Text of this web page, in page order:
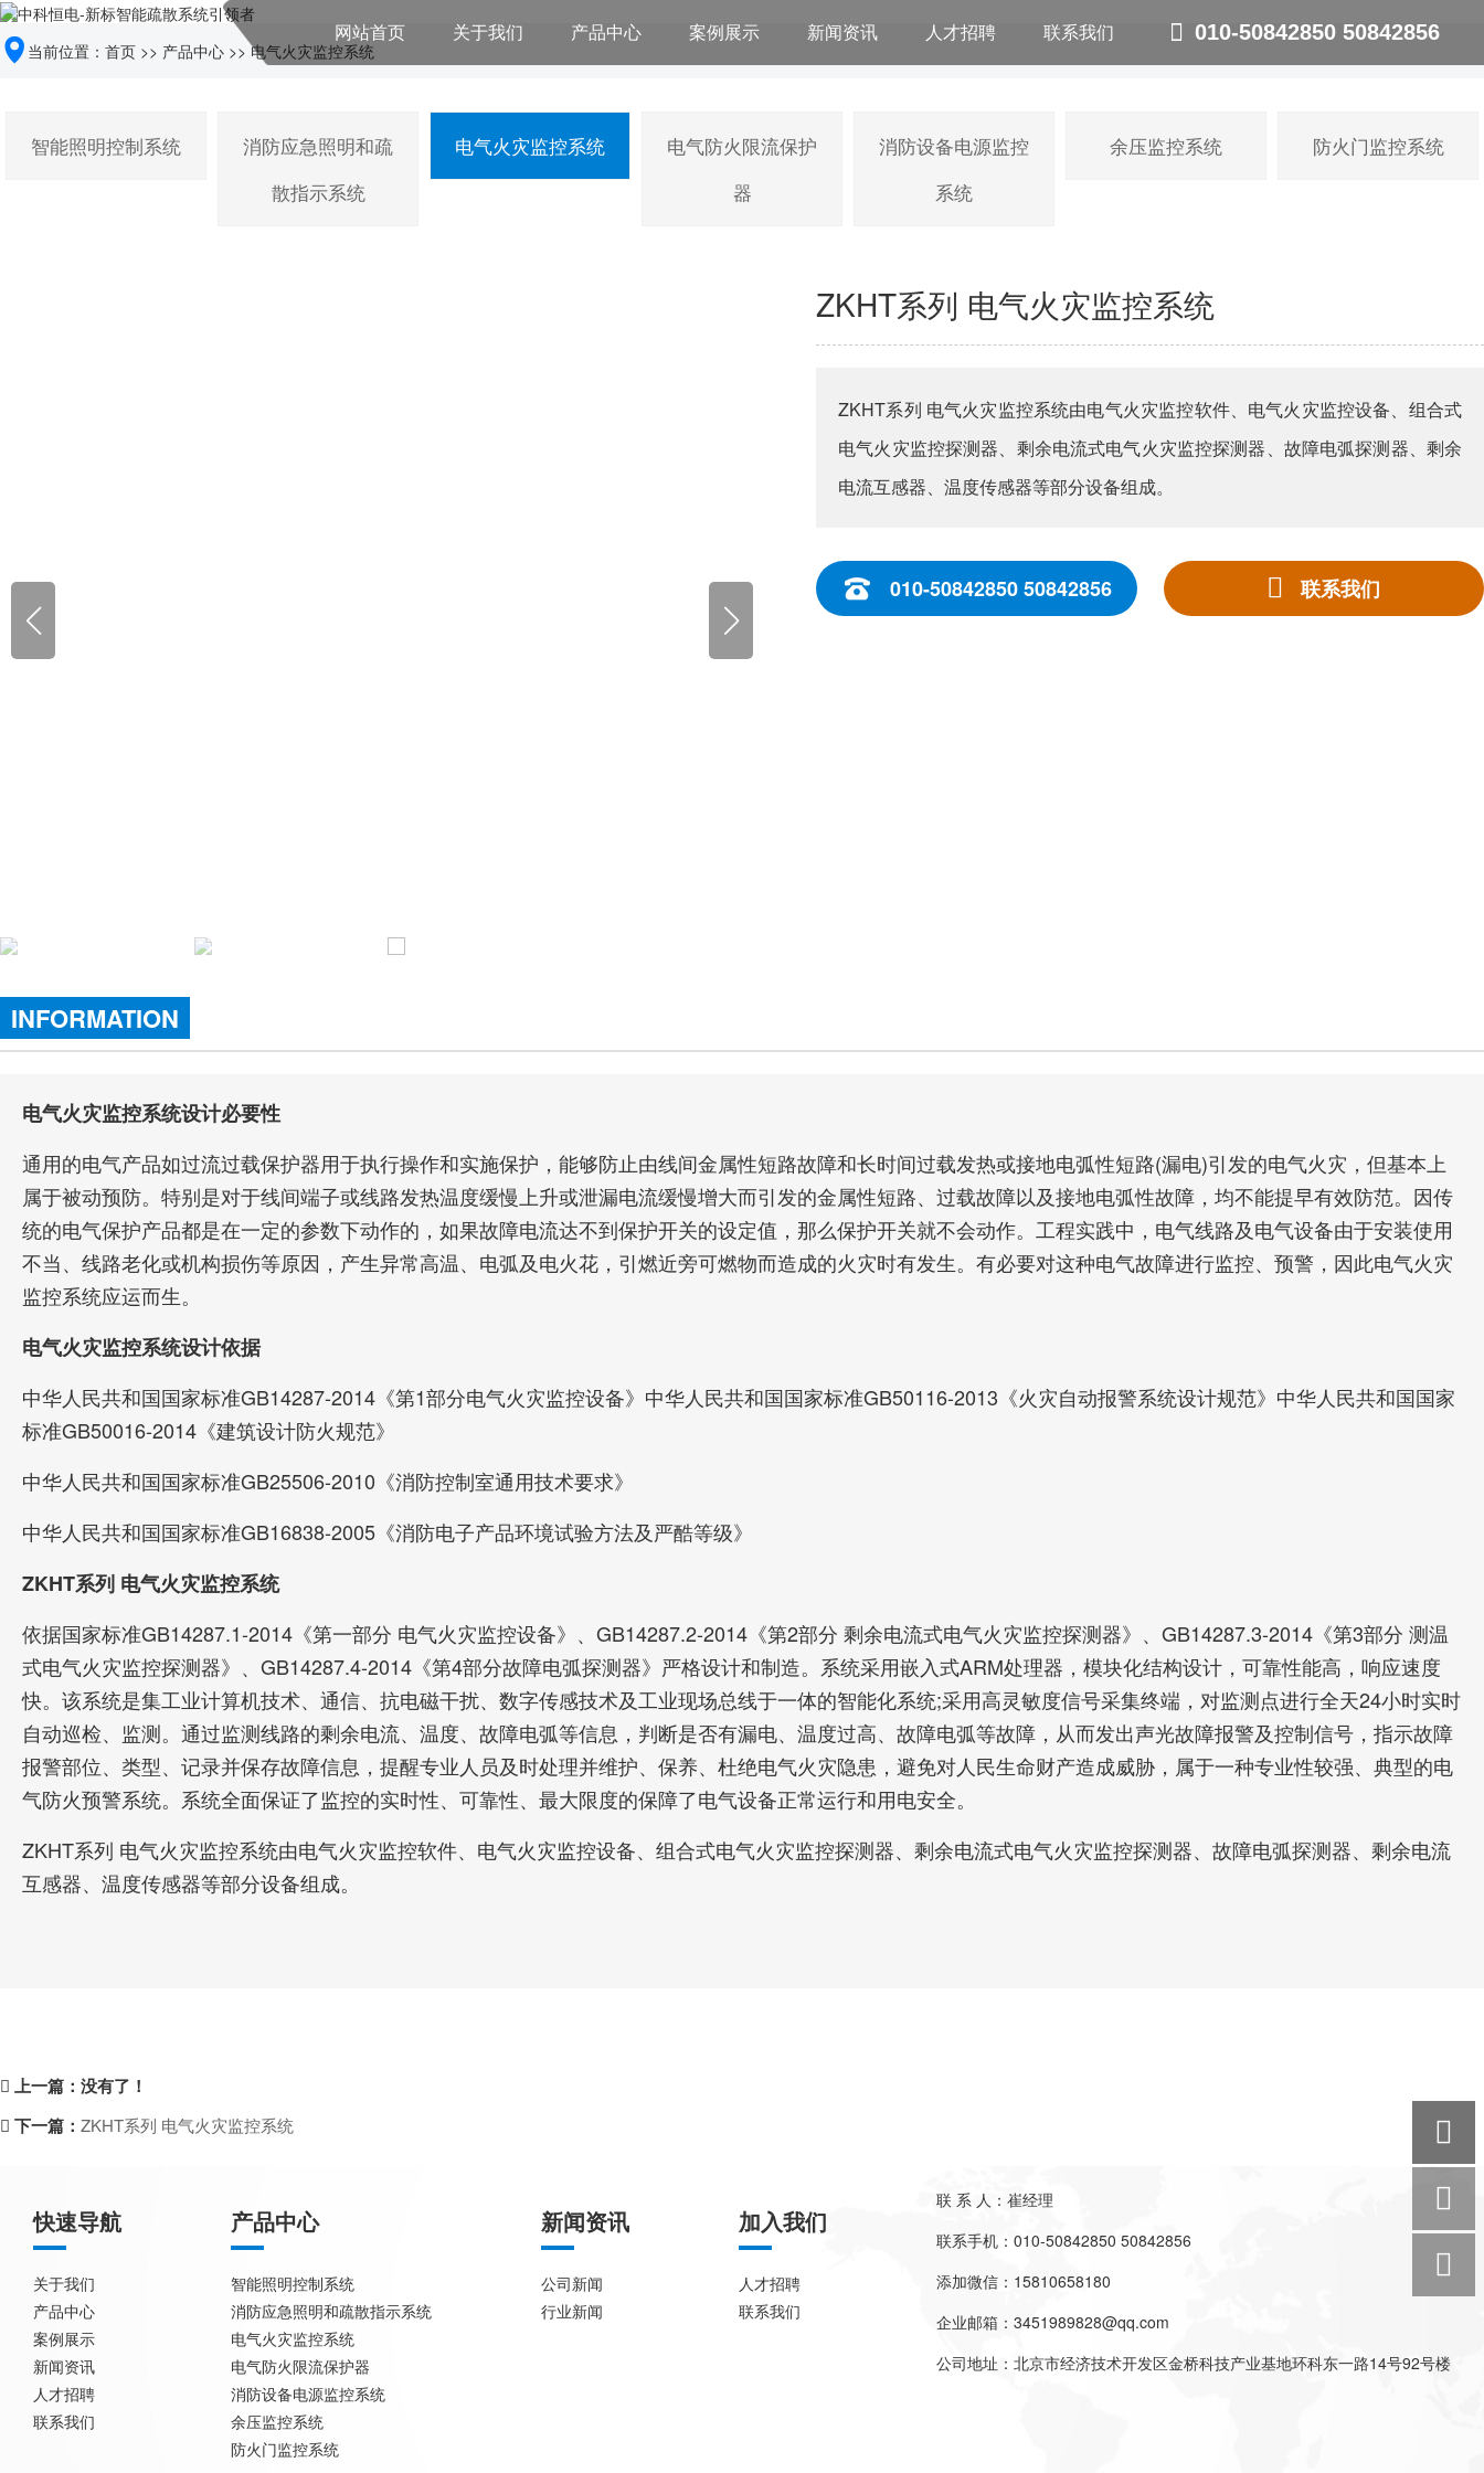
网站首页 关于我们 产品中心 案例展示 新闻资讯 人才招聘 联系我们 010-50842850 50842856
当前位置： 首页 >> 产品中心 >>电气火灾监控系统
智能照明控制系统
消防应急照明和疏
散指示系统
电气火灾监控系统
电气防火限流保护
器
消防设备电源监控
系统
余压监控系统 防火门监控系统
ZKHT系列 电气火灾监控系统
ZKHT系列 电气火灾监控系统由电气火灾监控软件、电气火灾监控设备、组合式
电气火灾监控探测器、剩余电流式电气火灾监控探测器、故障电弧探测器、剩余
电流互感器、温度传感器等部分设备组成。
010-50842850 50842856 联系我们
INFORMATION
电气火灾监控系统设计必要性
通用的电气产品如过流过载保护器用于执行操作和实施保护，能够防止由线间金属性短路故障和长时间过载发热或接地电弧性短路(漏电)引发的电气火灾，但基本上
属于被动预防。特别是对于线间端子或线路发热温度缓慢上升或泄漏电流缓慢增大而引发的金属性短路、过载故障以及接地电弧性故障，均不能提早有效防范。因传
统的电气保护产品都是在一定的参数下动作的，如果故障电流达不到保护开关的设定值，那么保护开关就不会动作。工程实践中，电气线路及电气设备由于安装使用
不当、线路老化或机构损伤等原因，产生异常高温、电弧及电火花，引燃近旁可燃物而造成的火灾时有发生。有必要对这种电气故障进行监控、预警，因此电气火灾
监控系统应运而生。
电气火灾监控系统设计依据
中华人民共和国国家标准GB14287-2014《第1部分电气火灾监控设备》中华人民共和国国家标准GB50116-2013《火灾自动报警系统设计规范》中华人民共和国国家
标准GB50016-2014《建筑设计防火规范》
中华人民共和国国家标准GB25506-2010《消防控制室通用技术要求》
中华人民共和国国家标准GB16838-2005《消防电子产品环境试验方法及严酷等级》
ZKHT系列 电气火灾监控系统
依据国家标准GB14287.1-2014《第一部分 电气火灾监控设备》、GB14287.2-2014《第2部分 剩余电流式电气火灾监控探测器》、GB14287.3-2014《第3部分 测温
式电气火灾监控探测器》、GB14287.4-2014《第4部分故障电弧探测器》严格设计和制造。系统采用嵌入式ARM处理器，模块化结构设计，可靠性能高，响应速度
快。该系统是集工业计算机技术、通信、抗电磁干扰、数字传感技术及工业现场总线于一体的智能化系统;采用高灵敏度信号采集终端，对监测点进行全天24小时实时
自动巡检、监测。通过监测线路的剩余电流、温度、故障电弧等信息，判断是否有漏电、温度过高、故障电弧等故障，从而发出声光故障报警及控制信号，指示故障
报警部位、类型、记录并保存故障信息，提醒专业人员及时处理并维护、保养、杜绝电气火灾隐患，避免对人民生命财产造成威胁，属于一种专业性较强、典型的电
气防火预警系统。系统全面保证了监控的实时性、可靠性、最大限度的保障了电气设备正常运行和用电安全。
ZKHT系列 电气火灾监控系统由电气火灾监控软件、电气火灾监控设备、组合式电气火灾监控探测器、剩余电流式电气火灾监控探测器、故障电弧探测器、剩余电流
互感器、温度传感器等部分设备组成。
上一篇：没有了！
下一篇： ZKHT系列 电气火灾监控系统
快速导航
关于我们
产品中心
案例展示
新闻资讯
人才招聘
联系我们
产品中心
智能照明控制系统
消防应急照明和疏散指示系统
电气火灾监控系统
电气防火限流保护器
消防设备电源监控系统
余压监控系统
防火门监控系统
新闻资讯
公司新闻
行业新闻
加入我们
人才招聘
联系我们
联 系 人：崔经理
联系手机：010-50842850 50842856
添加微信：15810658180
企业邮箱：3451989828@qq.com
公司地址：北京市经济技术开发区金桥科技产业基地环科东一路14号92号楼